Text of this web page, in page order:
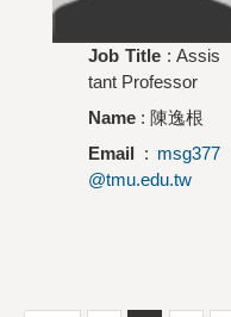
Job Title : Assis
tant Professor
Name : 陳逸根
Email : msg377
@tmu.edu.tw